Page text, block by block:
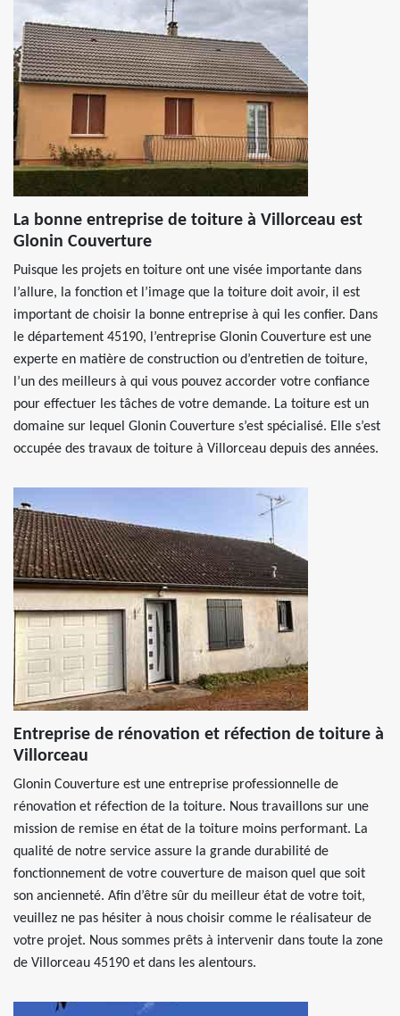
La bonne entreprise de toiture à Villorceau est
Glonin Couverture
Puisque les projets en toiture ont une visée importante dans
l’allure, la fonction et l’image que la toiture doit avoir, il est
important de choisir la bonne entreprise à qui les confier. Dans
le département 45190, l’entreprise Glonin Couverture est une
experte en matière de construction ou d’entretien de toiture,
l’un des meilleurs à qui vous pouvez accorder votre confiance
pour effectuer les tâches de votre demande. La toiture est un
domaine sur lequel Glonin Couverture s’est spécialisé. Elle s’est
occupée des travaux de toiture à Villorceau depuis des années.
Entreprise de rénovation et réfection de toiture à
Villorceau
Glonin Couverture est une entreprise professionnelle de
rénovation et réfection de la toiture. Nous travaillons sur une
mission de remise en état de la toiture moins performant. La
qualité de notre service assure la grande durabilité de
fonctionnement de votre couverture de maison quel que soit
son ancienneté. Afin d’être sûr du meilleur état de votre toit,
veuillez ne pas hésiter à nous choisir comme le réalisateur de
votre projet. Nous sommes prêts à intervenir dans toute la zone
de Villorceau 45190 et dans les alentours.